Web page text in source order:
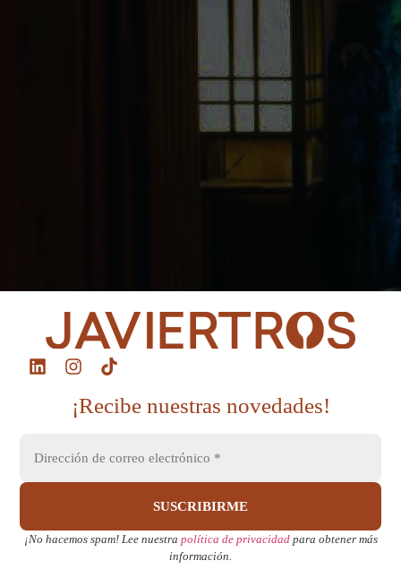
¡Recibe nuestras novedades!
¡No hacemos spam! Lee nuestra política de privacidadpara obtener más
información.